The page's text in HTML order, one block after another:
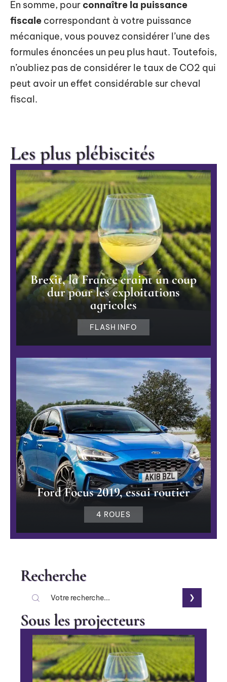
En somme, pour connaître la puissance
fiscale correspondant à votre puissance
mécanique, vous pouvez considérer l’une des
formules énoncées un peu plus haut. Toutefois,
n’oubliez pas de considérer le taux de CO2 qui
peut avoir un effet considérable sur cheval
fiscal.
Les plus plébiscités
Brexit, la France craint un coup
dur pour les exploitations
agricoles
FLASH INFO
Ford Focus 2019, essai routier
4 ROUES
Recherche
Sous les projecteurs